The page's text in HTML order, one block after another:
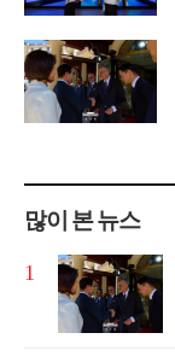
많이 본 뉴스